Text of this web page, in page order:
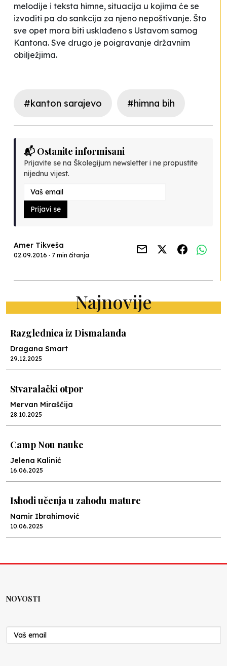
melodije i teksta himne, situacija u kojima će se
izvoditi pa do sankcija za njeno nepoštivanje. Što
sve opet mora biti usklađeno s Ustavom samog
Kantona. Sve drugo je poigravanje državnim
obilježjima.
#kanton sarajevo #himna bih
📬 Ostanite informisani
Prijavite se na Školegijum newsletter i ne propustite
nijednu vijest.
Prijavi se
Amer Tikveša
02.09.2016 · 7 min čitanja
Najnovije
Razglednica iz Dismalanda
Dragana Smart
29.12.2025
Stvaralački otpor
Mervan Miraščija
28.10.2025
Camp Nou nauke
Jelena Kalinić
16.06.2025
Ishodi učenja u zahodu mature
Namir Ibrahimović
10.06.2025
Nenad Veličković
29.10.2024
NOVOSTI